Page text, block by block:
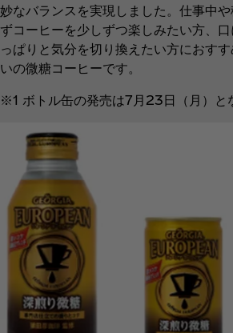
妙なバランスを実現しました。仕事中
ずコーヒーを少しずつ楽しみたい方、
っぱりと気分を切り換えたい方におす
いの微糖コーヒーです。
※1 ボトル缶の発売は7月23日（月）と